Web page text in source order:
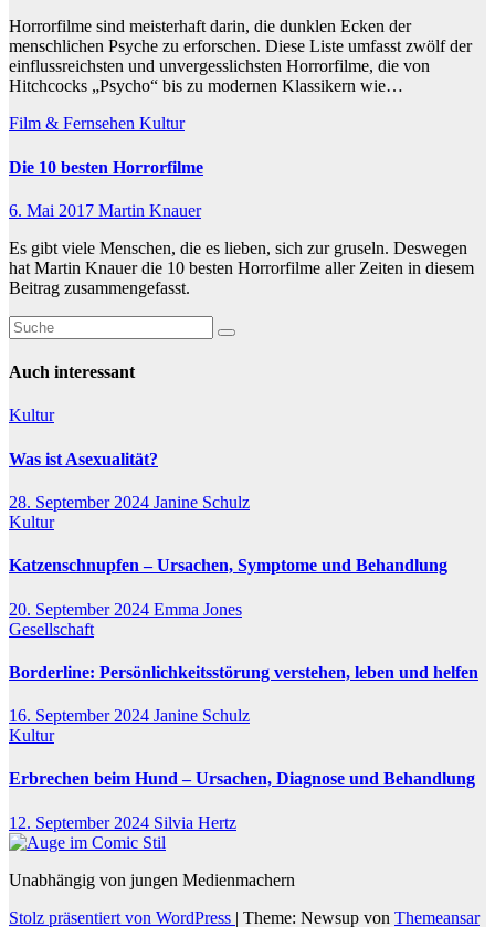
Horrorfilme sind meisterhaft darin, die dunklen Ecken der
menschlichen Psyche zu erforschen. Diese Liste umfasst zwölf der
einflussreichsten und unvergesslichsten Horrorfilme, die von
Hitchcocks „Psycho“ bis zu modernen Klassikern wie…
Film & Fernsehen Kultur
Die 10 besten Horrorfilme
6. Mai 2017 Martin Knauer
Es gibt viele Menschen, die es lieben, sich zur gruseln. Deswegen
hat Martin Knauer die 10 besten Horrorfilme aller Zeiten in diesem
Beitrag zusammengefasst.
Auch interessant
Kultur
Was ist Asexualität?
28. September 2024 Janine Schulz
Kultur
Katzenschnupfen – Ursachen, Symptome und Behandlung
20. September 2024 Emma Jones
Gesellschaft
Borderline: Persönlichkeitsstörung verstehen, leben und helfen
16. September 2024 Janine Schulz
Kultur
Erbrechen beim Hund – Ursachen, Diagnose und Behandlung
12. September 2024 Silvia Hertz
Unabhängig von jungen Medienmachern
Stolz präsentiert von WordPress | Theme: Newsup von Themeansar